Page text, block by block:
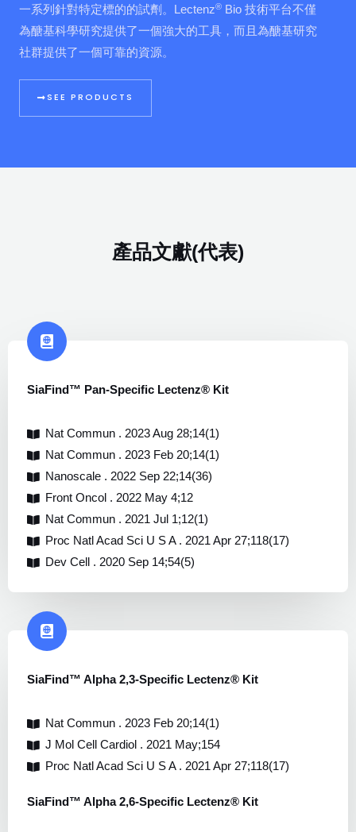
一系列針對特定標的的試劑。Lectenz® Bio 技術平台不僅
為醣基科學研究提供了一個強大的工具，而且為醣基研究
社群提供了一個可靠的資源。
SEE PRODUCTS
產品文獻(代表)
SiaFind™ Pan-Specific Lectenz® Kit
Nat Commun . 2023 Aug 28;14(1)
Nat Commun . 2023 Feb 20;14(1)
Nanoscale . 2022 Sep 22;14(36)
Front Oncol . 2022 May 4;12
Nat Commun . 2021 Jul 1;12(1)
Proc Natl Acad Sci U S A . 2021 Apr 27;118(17)
Dev Cell . 2020 Sep 14;54(5)
SiaFind™ Alpha 2,3-Specific Lectenz® Kit
Nat Commun . 2023 Feb 20;14(1)
J Mol Cell Cardiol . 2021 May;154
Proc Natl Acad Sci U S A . 2021 Apr 27;118(17)
SiaFind™ Alpha 2,6-Specific Lectenz® Kit